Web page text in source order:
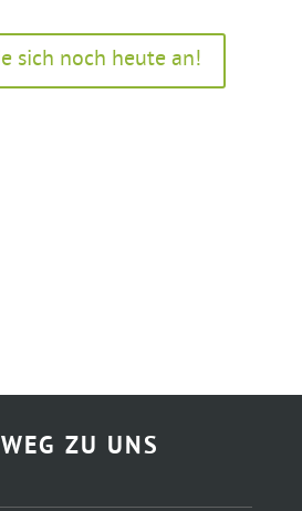
sich noch heute an!
ZU UNS